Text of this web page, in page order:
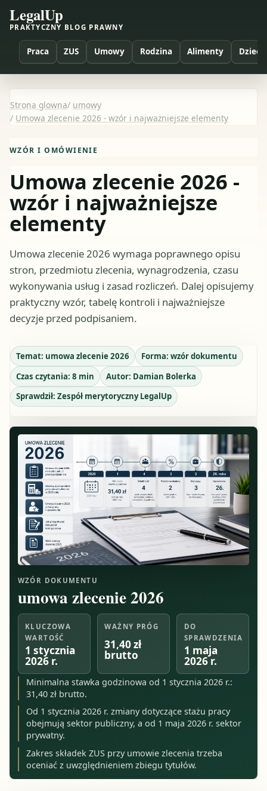
LegalUp
PRAKTYCZNY BLOG PRAWNY
Praca ZUS Umowy Rodzina Alimenty Dzieci
Strona glowna/ umowy
/ Umowa zlecenie 2026 - wzór i najważniejsze elementy
WZÓR I OMÓWIENIE
Umowa zlecenie 2026 -
wzór i najważniejsze
elementy
Umowa zlecenie 2026 wymaga poprawnego opisu
stron, przedmiotu zlecenia, wynagrodzenia, czasu
wykonywania usług i zasad rozliczeń. Dalej opisujemy
praktyczny wzór, tabelę kontroli i najważniejsze
decyzje przed podpisaniem.
Temat: umowa zlecenie 2026 Forma: wzór dokumentu
Czas czytania: 8 min Autor: Damian Bolerka
Sprawdził: Zespół merytoryczny LegalUp
WZÓR DOKUMENTU
umowa zlecenie 2026
KLUCZOWA
WARTOŚĆ
1 stycznia
2026 r.
WAŻNY PRÓG
31,40 zł
brutto
DO
SPRAWDZENIA
1 maja
2026 r.
Minimalna stawka godzinowa od 1 stycznia 2026 r.:
31,40 zł brutto.
Od 1 stycznia 2026 r. zmiany dotyczące stażu pracy
obejmują sektor publiczny, a od 1 maja 2026 r. sektor
prywatny.
Zakres składek ZUS przy umowie zlecenia trzeba
oceniać z uwzględnieniem zbiegu tytułów.